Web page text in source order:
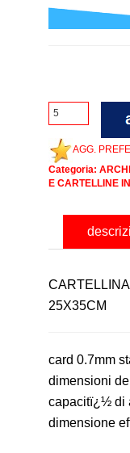
AGG.
Categoria:
E CARTELLINE
25X35CM
card 0.7mm
dimensioni
capacitï¿½ di
dimensione